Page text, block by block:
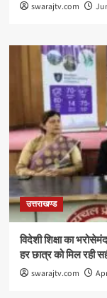
swarajtv.com
उत्तराखण्ड
विदेशी शिक्षा का
हर छात्र को मिल रही
swarajtv.com